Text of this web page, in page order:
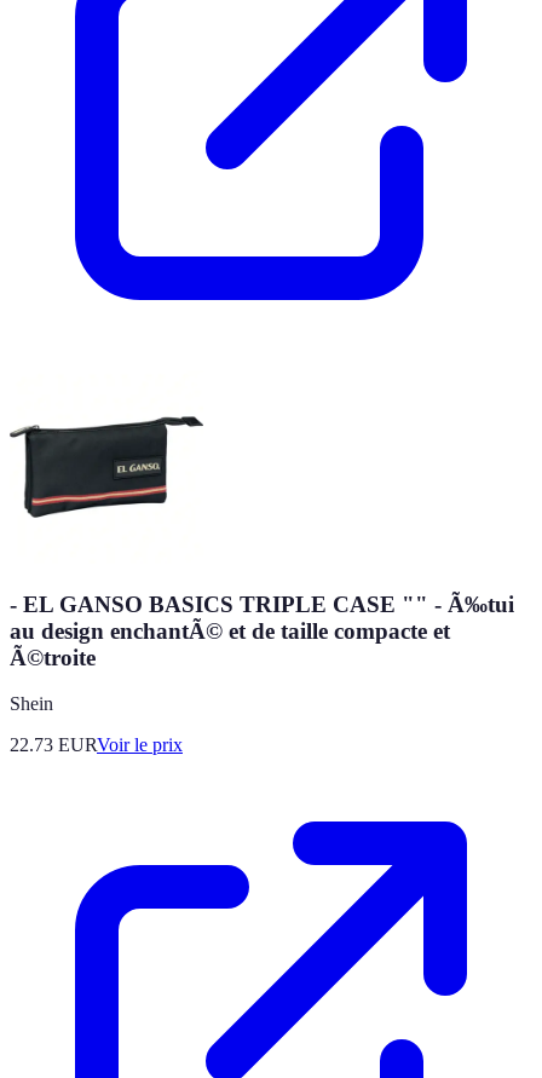
- EL GANSO BASICS TRIPLE CASE "" - Ã‰tui
au design enchantÃ© et de taille compacte et
Ã©troite
Shein
22.73 EURVoir le prix